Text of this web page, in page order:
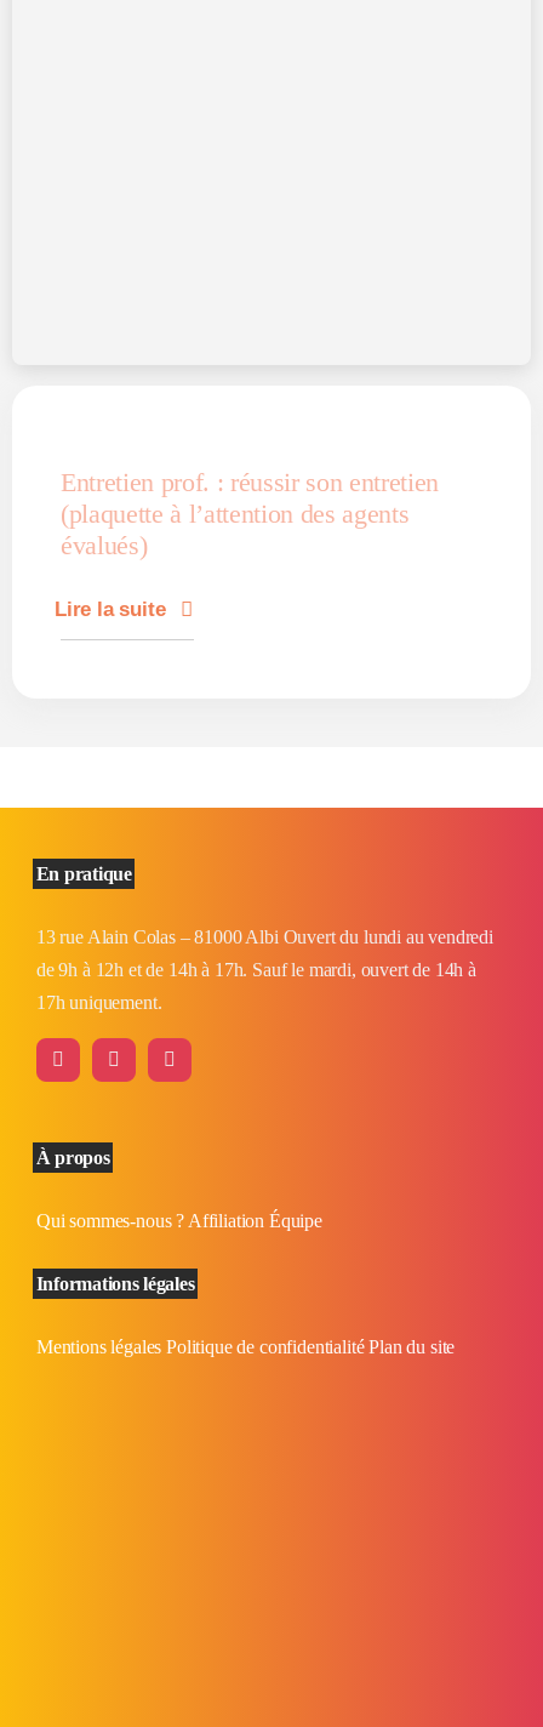
Entretien prof. : réussir son entretien
(plaquette à l’attention des agents
évalués)
Lire la suite
En pratique
13 rue Alain Colas – 81000 Albi Ouvert du lundi au vendredi
de 9h à 12h et de 14h à 17h. Sauf le mardi, ouvert de 14h à
17h uniquement.
À propos
Qui sommes-nous ? Affiliation Équipe
Informations légales
Mentions légales Politique de confidentialité Plan du site